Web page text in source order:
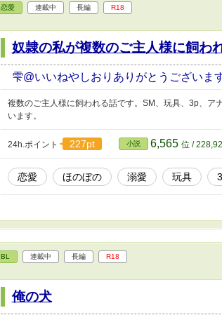
恋愛 連載中 長編 R18
奴隷の私が複数のご主人様に飼わ
雫@いいねやしおりありがとうございま
複数のご主人様に飼われる話です。SM、玩具、3p、ア
います。
24h.ポイント 227pt 小説 6,565 位 /
恋愛 ほのぼの 溺愛 玩具
BL 連載中 長編 R18
俺の犬